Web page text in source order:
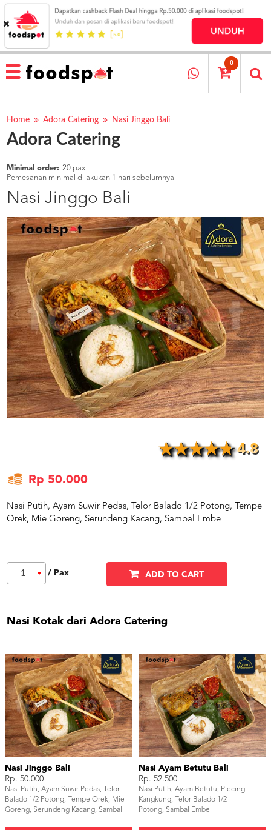
HOME
MENU
RESTAURANT
PESAN
OUR
COMPANY
KATA
MEREKA
KATALOG
LOYALTY
PROGRAM
FAQ
ABOUT
US
CATERERS
BLOG
TERMS
&
CONDITIONS
CALL
CENTER
021
5091
3494
0
Home Adora Catering Nasi Jinggo Bali
Adora Catering
Minimal order: 20 pax
Pemesanan minimal dilakukan 1 hari sebelumnya
Nasi Jinggo Bali
4.8
Rp 50.000
Nasi Putih, Ayam Suwir Pedas, Telor Balado 1/2 Potong, Tempe
Orek, Mie Goreng, Serundeng Kacang, Sambal Embe
1 / Pax ADD TO CART
Nasi Kotak dari Adora Catering
Nasi Jinggo Bali
Rp. 50.000
Nasi Putih, Ayam Suwir Pedas, Telor
Balado 1/2 Potong, Tempe Orek, Mie
Goreng, Serundeng Kacang, Sambal
Nasi Ayam Betutu Bali
Rp. 52.500
Nasi Putih, Ayam Betutu, Plecing
Kangkung, Telor Balado 1/2
Potong, Sambal Embe